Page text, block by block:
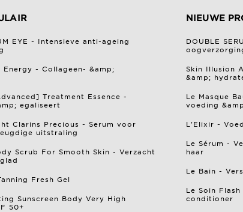
EYE - Intensieve anti-ageing
- Collageen- &amp;
Treatment Essence -
egaliseert
Clarins Precious - Serum voor
uitstraling
Scrub For Smooth Skin - Verzacht
Fresh Gel
Sunscreen Body Very High
50+
NIEUWE
DOUBLE
Skin Illusion
&amp;
Le Masque
voeding
L'Elixir -
Le Sérum -
haar
Le Bain -
Le Soin
conditioner